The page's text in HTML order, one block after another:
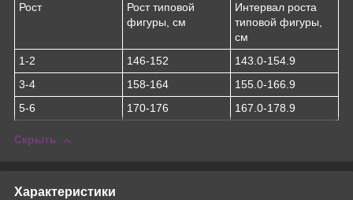
Рост
Рост типовой
фигуры, см
Интервал роста
типовой фигуры,
см
1-2
146-152
143.0-154.9
3-4
158-164
155.0-166.9
5-6
170-176 167.0-178.9
Скрыть
Характеристики